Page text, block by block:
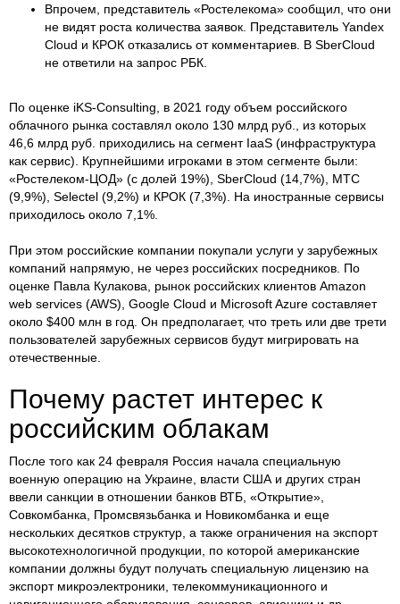
Впрочем, представитель «Ростелекома» сообщил, что они
не видят роста количества заявок. Представитель Yandex
Cloud и КРОК отказались от комментариев. В SberCloud
не ответили на запрос РБК.
По оценке iKS-Consulting, в 2021 году объем российского
облачного рынка составлял около 130 млрд руб., из которых
46,6 млрд руб. приходились на сегмент IaaS (инфраструктура
как сервис). Крупнейшими игроками в этом сегменте были:
«Ростелеком-ЦОД» (с долей 19%), SberCloud (14,7%), МТС
(9,9%), Selectel (9,2%) и КРОК (7,3%). На иностранные сервисы
приходилось около 7,1%.
При этом российские компании покупали услуги у зарубежных
компаний напрямую, не через российских посредников. По
оценке Павла Кулакова, рынок российских клиентов Amazon
web services (AWS), Google Cloud и Microsoft Azure составляет
около $400 млн в год. Он предполагает, что треть или две трети
пользователей зарубежных сервисов будут мигрировать на
отечественные.
Почему растет интерес к
российским облакам
После того как 24 февраля Россия начала специальную
военную операцию на Украине, власти США и других стран
ввели санкции в отношении банков ВТБ, «Открытие»,
Совкомбанка, Промсвязьбанка и Новикомбанка и еще
нескольких десятков структур, а также ограничения на экспорт
высокотехнологичной продукции, по которой американские
компании должны будут получать специальную лицензию на
экспорт микроэлектроники, телекоммуникационного и